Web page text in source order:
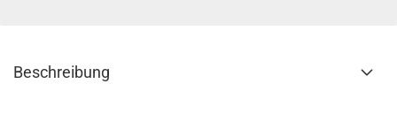
Beschreibung